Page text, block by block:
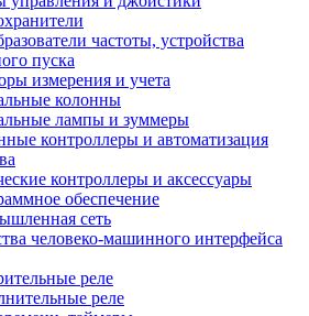
частоты, устройства
пуска
измерения и учета
колонны
лампы и зуммеры
контроллеры и автоматизация
контроллеры и аксессуары
обеспечение
сеть
человеко-машинного интерфейса
реле
реле